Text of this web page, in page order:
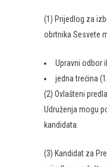
(1) Prijedlog za
obrtnika Sesvete
Upravni odbor
jedna trećina
(2) Ovlašteni
Udruženja mogu
kandidata.
(3) Kandidat za